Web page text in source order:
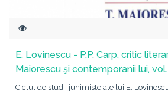
E. Lovinescu - P.P. Carp, critic
Maiorescu şi contemporanii lui,
Ciclul de studii junimiste ale lui E.